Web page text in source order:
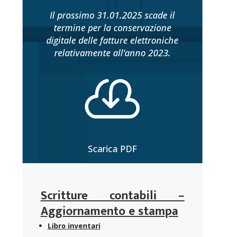
Il prossimo 31.01.2025 scade il
termine per la conservazione
digitale delle fatture elettroniche
relativamente all’anno 2023.

Scarica PDF
Scritture contabili –
Aggiornamento e stampa
Libro inventari